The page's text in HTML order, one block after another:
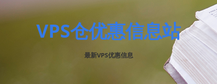
VPS仓优惠信息站
最新VPS优惠信息